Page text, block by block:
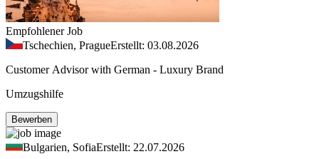
Empfohlener Job
Tschechien, PragueErstellt: 03.08.2026
Customer Advisor with German - Luxury Brand
Umzugshilfe
Bewerben
Bulgarien, SofiaErstellt: 22.07.2026